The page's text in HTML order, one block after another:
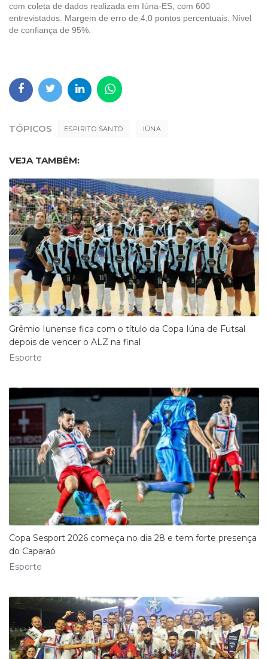
com coleta de dados realizada em Iúna-ES, com 600
entrevistados. Margem de erro de 4,0 pontos percentuais. Nível
de confiança de 95%.
TÓPICOS ESPIRITO SANTO IÚNA
VEJA TAMBÉM:
Grêmio Iunense fica com o título da Copa Iúna de Futsal
depois de vencer o ALZ na final
Esporte
Copa Sesport 2026 começa no dia 28 e tem forte presença
do Caparaó
Esporte